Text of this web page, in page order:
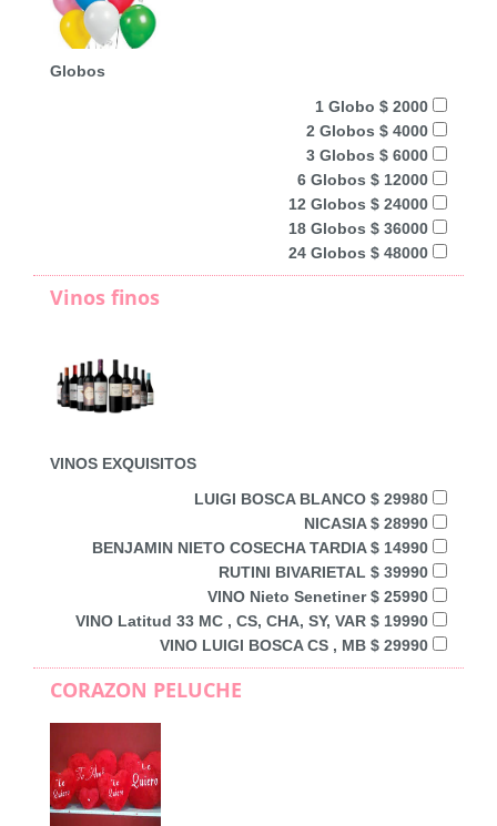
Globos
1 Globo $ 2000
2 Globos $ 4000
3 Globos $ 6000
6 Globos $ 12000
12 Globos $ 24000
18 Globos $ 36000
24 Globos $ 48000
Vinos finos
VINOS EXQUISITOS
LUIGI BOSCA BLANCO $ 29980
NICASIA $ 28990
BENJAMIN NIETO COSECHA TARDIA $ 14990
RUTINI BIVARIETAL $ 39990
VINO Nieto Senetiner $ 25990
VINO Latitud 33 MC , CS, CHA, SY, VAR $ 19990
VINO LUIGI BOSCA CS , MB $ 29990
CORAZON PELUCHE